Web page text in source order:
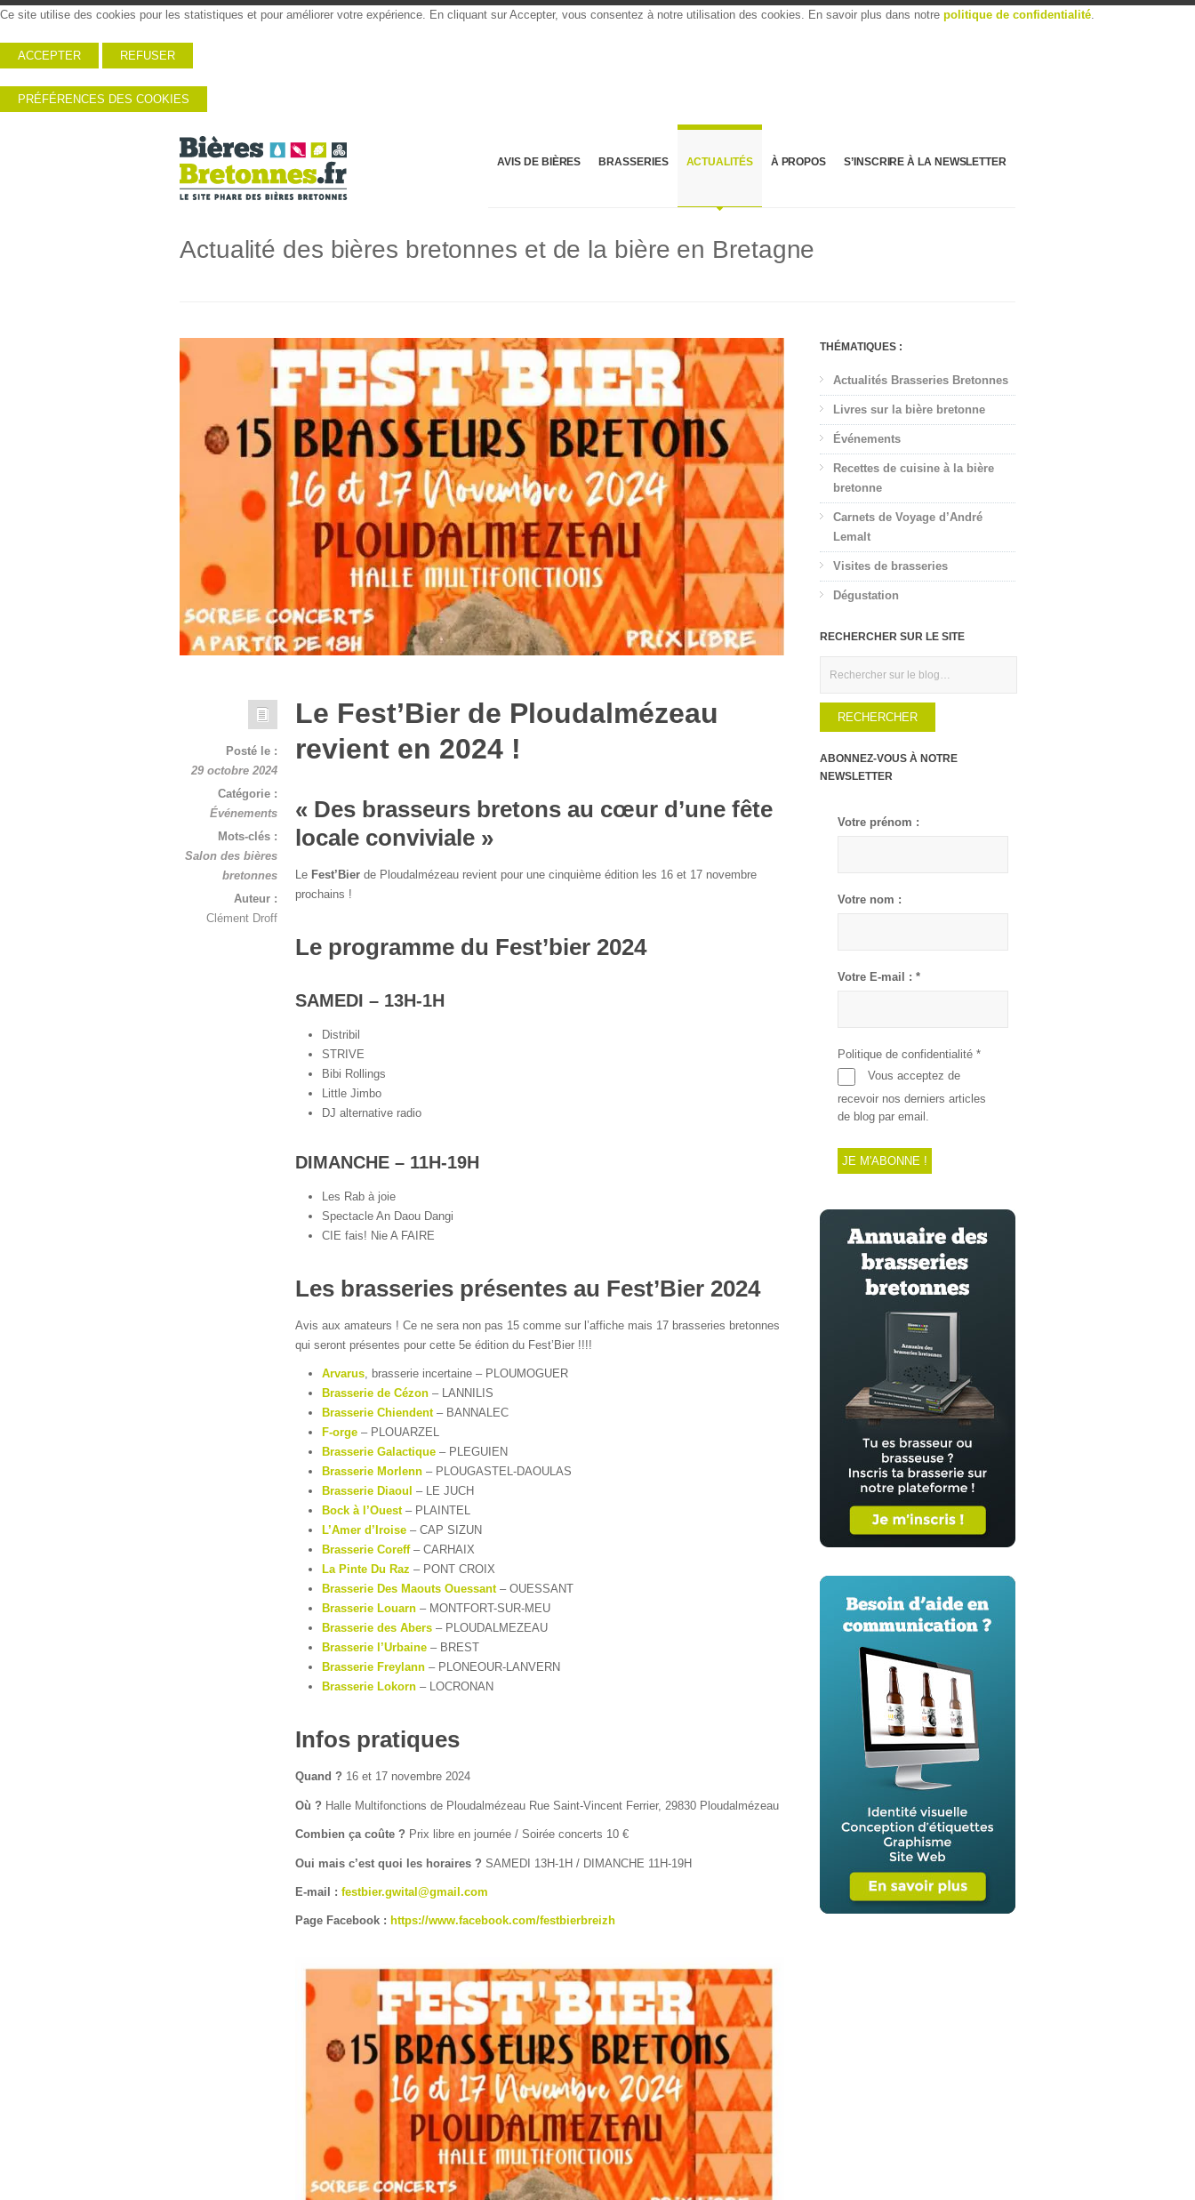
Ce site utilise des cookies pour les statistiques et pour améliorer votre expérience. En cliquant sur Accepter, vous consentez à notre utilisation des cookies. En savoir plus dans notre politique de confidentialité.
ACCEPTER REFUSER
PRÉFÉRENCES DES COOKIES
AVIS DE BIÈRES BRASSERIES ACTUALITÉS À PROPOS S’INSCRIRE À LA NEWSLETTER
Actualité des bières bretonnes et de la bière en Bretagne
Le Fest’Bier de Ploudalmézeau
revient en 2024 !
« Des brasseurs bretons au cœur d’une fête
locale conviviale »
Le Fest’Bier de Ploudalmézeau revient pour une cinquième édition les 16 et 17 novembre
prochains !
Le programme du Fest’bier 2024
SAMEDI – 13H-1H
Distribil
STRIVE
Bibi Rollings
Little Jimbo
DJ alternative radio
DIMANCHE – 11H-19H
Les Rab à joie
Spectacle An Daou Dangi
CIE fais! Nie A FAIRE
Les brasseries présentes au Fest’Bier 2024
Avis aux amateurs ! Ce ne sera non pas 15 comme sur l’affiche mais 17 brasseries bretonnes
qui seront présentes pour cette 5e édition du Fest’Bier !!!!
Arvarus, brasserie incertaine – PLOUMOGUER
Brasserie de Cézon – LANNILIS
Brasserie Chiendent– BANNALEC
F-orge – PLOUARZEL
Brasserie Galactique – PLEGUIEN
Brasserie Morlenn – PLOUGASTEL-DAOULAS
Brasserie Diaoul – LE JUCH
Bock à l’Ouest– PLAINTEL
L’Amer d’Iroise – CAP SIZUN
Brasserie Coreff– CARHAIX
La Pinte Du Raz – PONT CROIX
Brasserie Des Maouts Ouessant– OUESSANT
Brasserie Louarn – MONTFORT-SUR-MEU
Brasserie des Abers – PLOUDALMEZEAU
Brasserie l’Urbaine – BREST
Brasserie Freylann – PLONEOUR-LANVERN
Brasserie Lokorn – LOCRONAN
Infos pratiques
Quand ? 16 et 17 novembre 2024
Où ? Halle Multifonctions de Ploudalmézeau Rue Saint-Vincent Ferrier, 29830 Ploudalmézeau
Combien ça coûte ? Prix libre en journée / Soirée concerts 10 €
Oui mais c’est quoi les horaires ? SAMEDI 13H-1H / DIMANCHE 11H-19H
E-mail : festbier.gwital@gmail.com
Page Facebook : https://www.facebook.com/festbierbreizh
Posté le :
29 octobre 2024
Catégorie :
Événements
Mots-clés :
Salon des bières
bretonnes
Auteur :
Clément Droff
THÉMATIQUES :
Actualités Brasseries Bretonnes
Livres sur la bière bretonne
Événements
Recettes de cuisine à la bière
bretonne
Carnets de Voyage d’André
Lemalt
Visites de brasseries
Dégustation
RECHERCHER SUR LE SITE
ABONNEZ-VOUS À NOTRE
NEWSLETTER
Votre prénom :
Votre nom :
Votre E-mail : *
Politique de confidentialité *
Vous acceptez de
recevoir nos derniers articles
de blog par email.